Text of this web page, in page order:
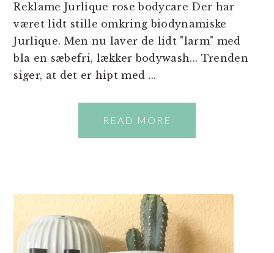
Reklame Jurlique rose bodycare Der har
været lidt stille omkring biodynamiske
Jurlique. Men nu laver de lidt "larm" med
bla en sæbefri, lækker bodywash... Trenden
siger, at det er hipt med ...
READ MORE